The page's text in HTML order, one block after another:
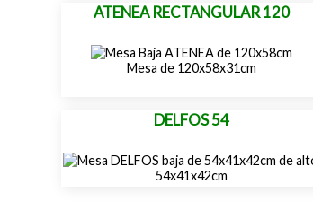
ATENEA RECTANGULAR 120
Mesa de 120x58x31cm
DELFOS 54
54x41x42cm